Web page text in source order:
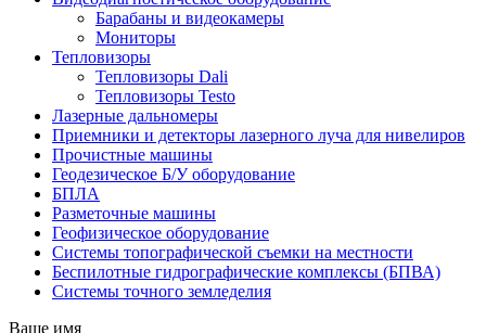
Барабаны и видеокамеры
Мониторы
Тепловизоры
Тепловизоры Dali
Тепловизоры Testo
Лазерные дальномеры
Приемники и детекторы лазерного луча для нивелиров
Прочистные машины
Геодезическое Б/У оборудование
БПЛА
Разметочные машины
Геофизическое оборудование
Системы топографической съемки на местности
Беспилотные гидрографические комплексы (БПВА)
Системы точного земледелия
Ваше имя